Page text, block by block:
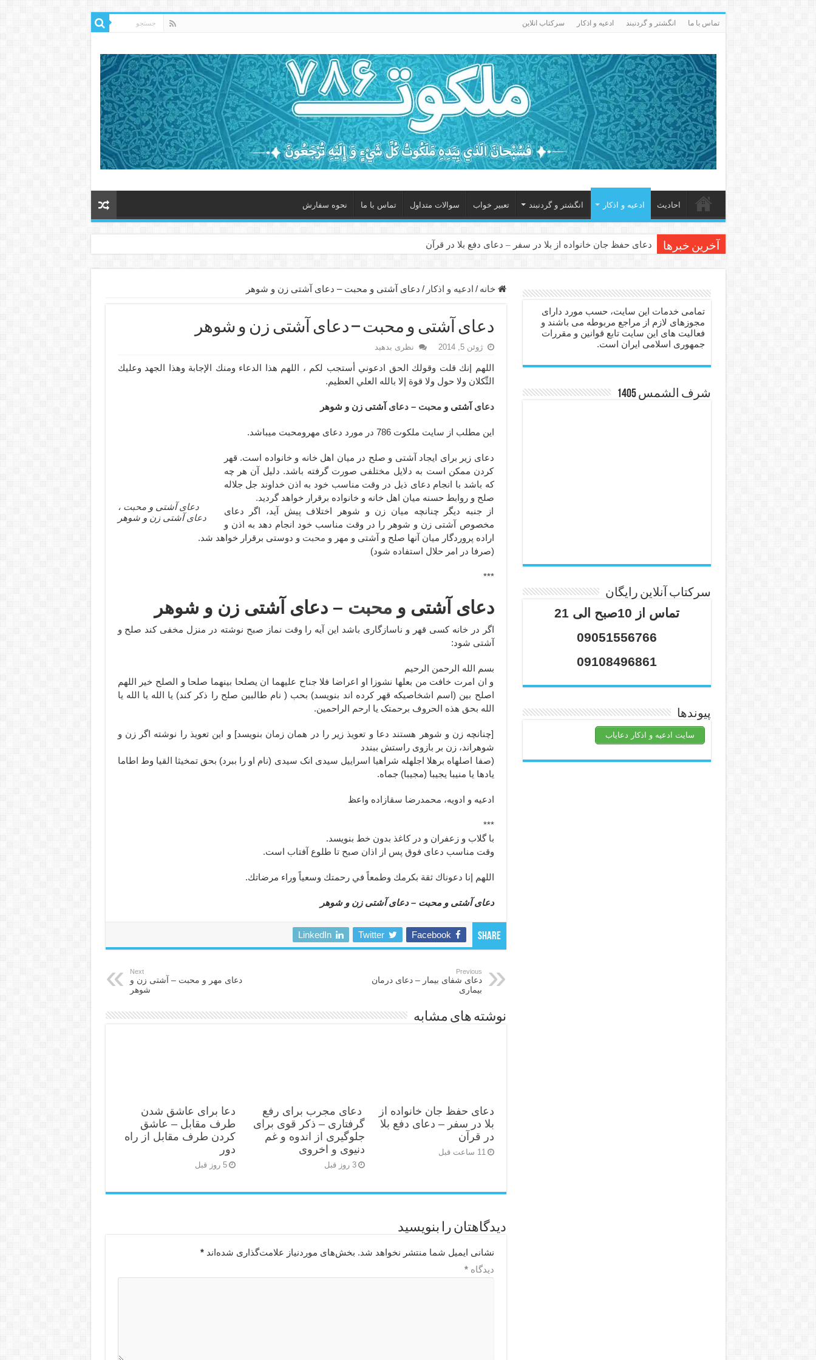
تماس با ما انگشتر و گردنبند ادعيه و اذكار سرکتاب انلاین
احاديث ادعيه و اذكار انگشتر و گردنبند تعبیر خواب سوالات متداول تماس با ما نحوه سفارش
آخرین خبرها دعای حفظ جان خانواده از بلا در سفر – دعای دفع بلا در قرآن
دعا برای عاشق شدن طرف مقابل – عاشق کردن طرف مقابل از راه دور
دعای حفظ جان عزیزان از بلا در سفر – دعا برای رفع حوادث بد روزانه
انواع ذکرهای الهی و خواص آن – مجرب ترین ذکرها برای برآوردن حاجات
دعای روزی و رفع فقر – دعای مجرب برای گشایش مالی و برکت در کار
دعای قوی برای حاجات دنیا و آخرت – حاجت روایی و رفع مشکلات
ختم سوره تکاثر برای جذب ثروت – خواص و برکات سوره تکاثر
دعا قدرت و توانمندی – دعا برای افزایش انرژی بدن و قدرت بازو
دعای ابودردا برای در امان ماندن از بلا – دعای ایمنی از سوختن
خانه / ادعيه و اذكار / دعای آشتی و محبت – دعای آشتی زن و شوهر
دعای آشتی و محبت – دعای آشتی زن و شوهر
ژوئن 5, 2014 نظری بدهید
اللهم إنك قلت وقولك الحق ادعوني أستجب لكم ، اللهم هذا الدعاء ومنك الإجابة وهذا الجهد وعليك
التِّكلان ولا حول ولا قوة إلا بالله العلي العظيم.
دعای آشتی ومحبت –دعای آشتی زن و شوهر
دعایآشتی ومحبت ،
دعایآشتی زن و شوهر
این مطلب از سایت ملکوت 786 در مورد دعای مهرومحبت میباشد.
دعای زیر برای ایجاد آشتی و صلح در میان اهل خانه و خانواده است. قهر
کردن ممکن است به دلایل مختلفی صورت گرفته باشد. دلیل آن هر چه
که باشد با انجام دعای ذیل در وقت مناسب خود به اذن خداوند جل جلاله
صلح و روابط حسنه میان اهل خانه و خانواده برقرار خواهد گردید.
از جنبه دیگر چنانچه میان زن و شوهر اختلاف پیش آید، اگر دعای
مخصوص آشتی زن و شوهر را در وقت مناسب خود انجام دهد به اذن و
اراده پروردگار میان آنها صلح و آشتی و مهر و محبت و دوستی برقرار خواهد شد.
(صرفا در امر حلال استفاده شود)
***
دعای آشتی و محبت – دعای آشتی زن و شوهر
اگر در خانه کسی قهر و ناسازگاری باشد این آیه را وقت نماز صبح نوشته در منزل مخفی کند صلح و
آشتی شود:
بسم الله الرحمن الرحیم
و ان امرت خافت من بعلها نشوزا او اعراضا فلا جناح علیهما ان یصلحا بینهما صلحا و الصلح خیر اللهم
اصلح بین (اسم اشخاصیکه قهر کرده اند بنویسد) بحب ( نام طالبین صلح را ذکر کند) یا الله یا الله یا
الله بحق هذه الحروف برحمتک یا ارحم الراحمین.
[چنانچه زن و شوهر هستند دعا و تعویذ زیر را در همان زمان بنویسد] و این تعویذ را نوشته اگر زن و
شوهراند، زن بر بازوی راستش ببندد
(صفا اصلهاه برهلا اجلهله شراهیا اسراییل سیدی انک سیدی (نام او را ببرد) بحق تمخیثا القیا وط اطاما
یادها یا منیبا یجیبا (مجیبا) جماه.
ادعیه و ادویه، محمدرضا سقازاده واعظ
***
با گلاب و زعفران و در کاغذ بدون خط بنویسد.
وقت مناسب دعای فوق پس از اذان صبح تا طلوع آفتاب است.
اللهم إنا دعوناك ثقة بكرمك وطمعاً في رحمتك وسعياً وراء مرضاتك.
دعای آشتی و محبت – دعای آشتی زن و شوهر
Share
Facebook
Twitter
LinkedIn
Previous
دعای شفای بیمار – دعای درمان
بیماری
Next
دعای مهر و محبت – آشتی زن و
شوهر
نوشته های مشابه
دعای حفظ جان خانواده از
بلا در سفر – دعای دفع بلا
در قرآن
11 ساعت قبل
دعای مجرب برای رفع
گرفتاری – ذکر قوی برای
جلوگیری از اندوه و غم
دنیوی و اخروی
3 روز قبل
دعا برای عاشق شدن
طرف مقابل – عاشق
کردن طرف مقابل از راه
دور
5 روز قبل
دیدگاهتان را بنویسید
نشانی ایمیل شما منتشر نخواهد شد. بخش‌های موردنیاز علامت‌گذاری شده‌اند*
دیدگاه*
تمامی خدمات این سایت، حسب مورد دارای
مجوزهای لازم از مراجع مربوطه می باشند و
فعالیت های این سایت تابع قوانین و مقررات
جمهوری اسلامی ایران است.
شرف الشمس 1405
سرکتاب آنلاین رایگان
تماس از 10صبح الی 21
09051556766
09108496861
پیوندها
سایت ادعیه و اذکار دعایاب